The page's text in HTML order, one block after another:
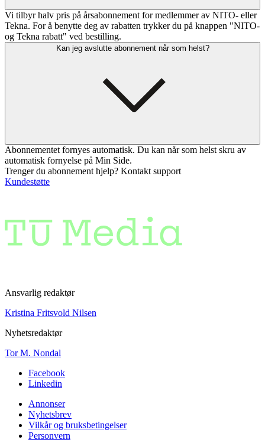
Vi tilbyr halv pris på årsabonnement for medlemmer av NITO- eller
Tekna. For å benytte deg av rabatten trykker du på knappen "NITO-
og Tekna rabatt" ved bestilling.
Kan jeg avslutte abonnement når som helst?
Abonnementet fornyes automatisk. Du kan når som helst skru av
automatisk fornyelse på Min Side.
Trenger du abonnement hjelp? Kontakt support
Kundestøtte
Ansvarlig redaktør
Kristina Fritsvold Nilsen
Nyhetsredaktør
Tor M. Nondal
Facebook
Linkedin
Annonser
Nyhetsbrev
Vilkår og bruksbetingelser
Personvern